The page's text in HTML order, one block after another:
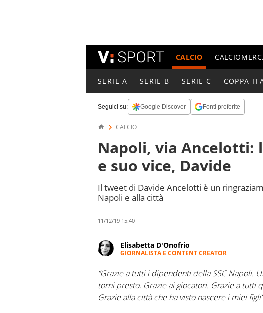
CALCIO
SERIE A SERIE B SERIE C COPPA
Seguici su: Google Discover Fonti preferite
CALCIO
Napoli, via Ancelotti:
e suo vice, Davide
Il tweet di Davide Ancelotti è un
Napoli e alla città
11/12/19 15:40
Elisabetta D'Onofrio
GIORNALISTA E CONTENT CREATOR
Giornalista professionista dal 2007,
soprattutto di calcio, di sport e dei suoi
nell'ambito della creazione di format. Un
ruolo di libero. Cura una classifica
“Grazie a tutti i dipendenti della SSC Napoli.
torni presto. Grazie ai giocatori. Grazie a tutti
Grazie alla città che ha visto nascere i miei